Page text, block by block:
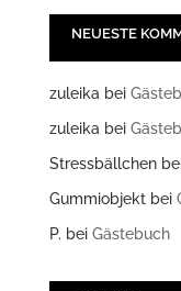
NEUESTE
zuleikabei
zuleikabei
Stressbällchen
Gummiobjektbei
P. bei Gästebuch